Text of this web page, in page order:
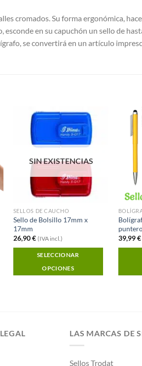
cromados. Su forma ergonómica,
en su capuchón un sello de
se convertirá en un artículo
Añadir a
Favoritos
SIN EXISTENCIAS
SELLOS DE CAUCHO
Sello de Bolsillo 17mm x
17mm
26,90€ (IVA incl.)
SELECCIONAR
OPCIONES
39,99€
Las
LAS MARCAS DE
Sellos Trodat